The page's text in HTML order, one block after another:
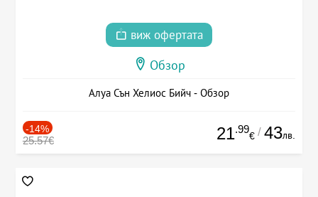
виж офертата
Обзор
Алуа Сън Хелиос Бийч - Обзор
-14%
25.57€ 21.99
€ / 43лв.